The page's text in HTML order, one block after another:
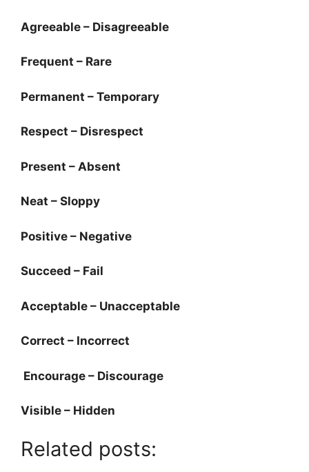
Agreeable – Disagreeable
Frequent – Rare
Permanent – Temporary
Respect – Disrespect
Present – Absent
Neat – Sloppy
Positive – Negative
Succeed – Fail
Acceptable – Unacceptable
Correct – Incorrect
Encourage – Discourage
Visible – Hidden
Related posts: